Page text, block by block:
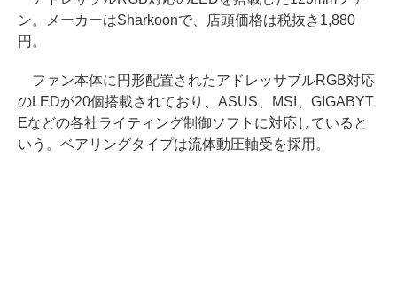
ン。メーカーはSharkoonで、店頭価格は税抜き1,880
円。
ファン本体に円形配置されたアドレッサブルRGB対応
のLEDが20個搭載されており、ASUS、MSI、GIGABYT
Eなどの各社ライティング制御ソフトに対応していると
いう。ベアリングタイプは流体動圧軸受を採用。